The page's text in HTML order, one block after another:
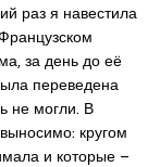
раз я навестила
за день до её
переведена
не могли. В
кругом
и которые –